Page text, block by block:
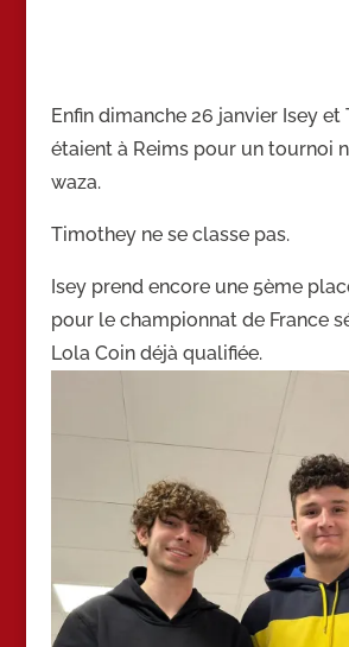
Enfin dimanche 26 janvier Isey
étaient à Reims pour un tournoi
waza.
Timothey ne se classe pas.
Isey prend encore une 5ème
pour le championnat de France
Lola Coin déjà qualifiée.